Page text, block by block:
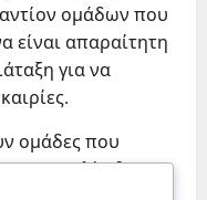
ομάδων που
είναι απαραίτητη
για να
ομάδες που
Πορτογαλία θα